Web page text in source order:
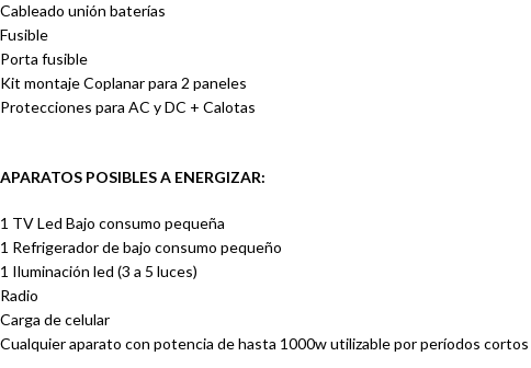
Cableado unión baterías
Fusible
Porta fusible
Kit montaje Coplanar para 2 paneles
Protecciones para AC y DC + Calotas
APARATOS POSIBLES A ENERGIZAR:
1 TV Led Bajo consumo pequeña
1 Refrigerador de bajo consumo pequeño
1 Iluminación led (3 a 5 luces)
Radio
Carga de celular
Cualquier aparato con potencia de hasta 1000w utilizable por períodos cortos